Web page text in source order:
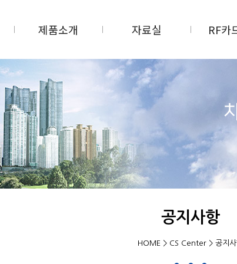
제품소개 자료실 RF카
공지사항
HOME > CS Center > 공지